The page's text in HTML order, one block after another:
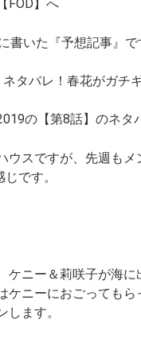
A
p
n
k
FOD】へ
書いた『予想記事』
タバレ！春花がガチ
の 【第8話】 のネタ
ウスですが、先週も
です。
ケニー＆莉咲子が海
ケニーにおごっても
ます。